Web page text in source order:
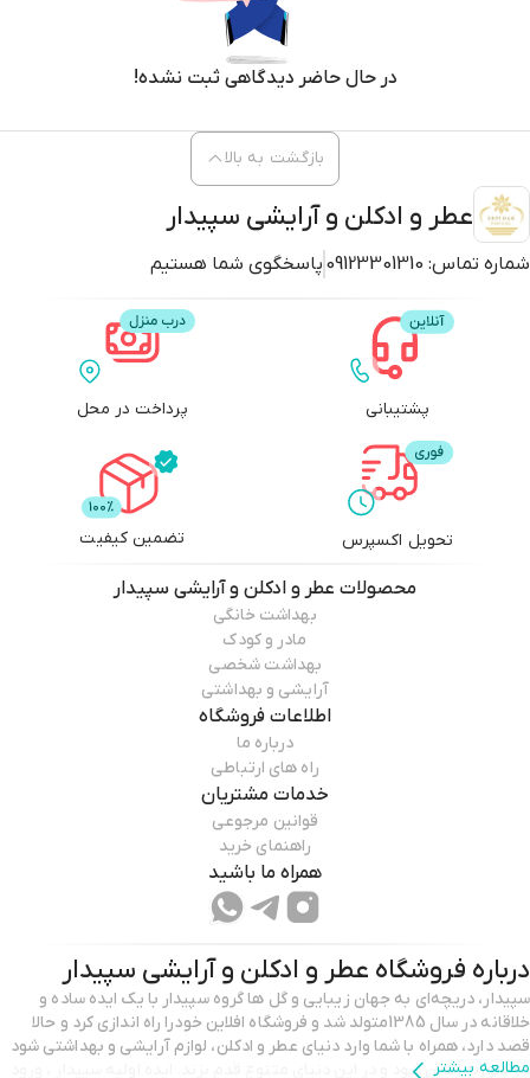
در حال حاضر دیدگاهی ثبت نشده!
عطر و ادکلن و آرایشی سپیدار
شماره تماس: 09123301310 پاسخگوی شما هستیم
بازگشت به بالا
پشتیبانی پرداخت در محل
تحویل اکسپرس تضمین کیفیت
محصولات عطر و ادکلن و آرایشی سپیدار
بهداشت خانگی
مادر و کودک
بهداشت شخصی
آرایشی و بهداشتی
اطلاعات فروشگاه
درباره ما
راه های ارتباطی
خدمات مشتریان
قوانین مرجوعی
راهنمای خرید
همراه ما باشید
درباره فروشگاه عطر و ادکلن و آرایشی سپیدار
سپیدار، دریچه‌ای به جهان زیبایی و گل ها گروه سپیدار با یک ایده‌ ساده و
خلاقانه در سال 1385متولد شد و فروشگاه افلاین خودرا راه اندازی کرد و حالا
قصد دارد، همراه با شما وارد دنیای عطر و ادکلن، لوازم آرایشی و بهداشتی شود
مطالعه بیشتر